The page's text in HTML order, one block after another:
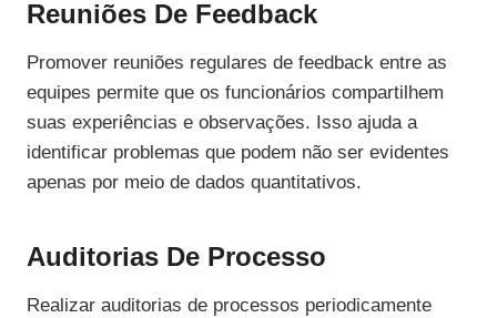
Reuniões De Feedback
Promover reuniões regulares de feedback entre as
equipes permite que os funcionários compartilhem
suas experiências e observações. Isso ajuda a
identificar problemas que podem não ser evidentes
apenas por meio de dados quantitativos.
Auditorias De Processo
Realizar auditorias de processos periodicamente